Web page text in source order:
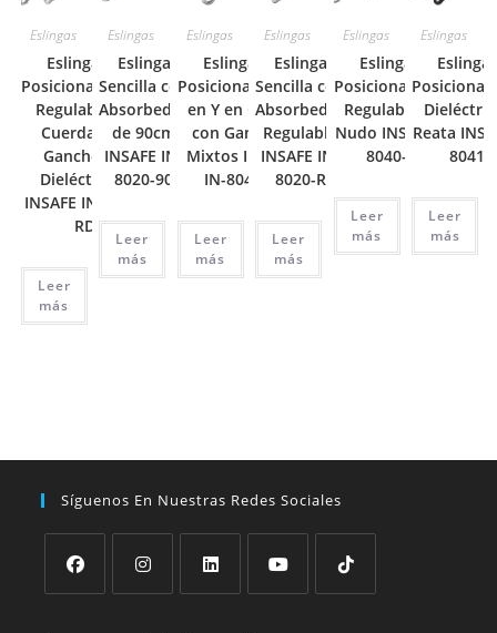
Eslingas
Eslinga de
Posicionamiento
Regulable en
Cuerda con
Ganchos ¾
Dieléctricos
INSAFE IN-8040-
RD
Leer
más
Eslingas
Eslinga
Sencilla con
Absorbedor
de 90cm
INSAFE IN-
8020-90
Leer
más
Eslingas
Eslinga de
Posicionamiento
en Y en Guaya
con Ganchos
Mixtos INSAFE
IN-8042-G
Leer
más
Eslingas
Eslinga
Sencilla con
Absorbedor
Regulable
INSAFE IN-
8020-R
Leer
más
Eslingas
Eslinga de
Posicionamiento
Regulable con
Nudo INSAFE IN-
8040-RN
Leer
más
Eslingas
Eslinga
Reata
8041-
Leer
más
Síguenos En Nuestras Redes Sociales